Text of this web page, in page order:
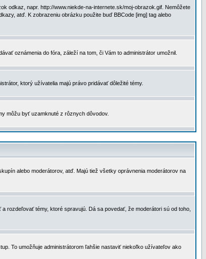
odkaz, napr. http://www.niekde-na-internete.sk/moj-obrazok.gif. Nemôžete
atď. K zobrazeniu obrázku použite buď BBCode [img] tag alebo
oznámenia do fóra, záleží na tom, či Vám to administrátor umožnil.
ktorý užívatelia majú právo pridávať dôležité témy.
môžu byť uzamknuté z rôznych dôvodov.
alebo moderátorov, atď. Majú tiež všetky oprávnenia moderátorov na
rozdeľovať témy, ktoré spravujú. Dá sa povedať, že moderátori sú od toho,
To umožňuje administrátorom ľahšie nastaviť niekoľko užívateľov ako